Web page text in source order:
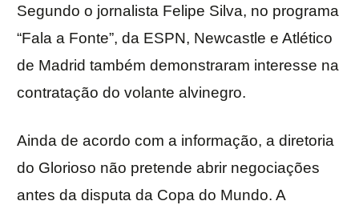
Segundo o jornalista Felipe Silva, no programa
“Fala a Fonte”, da ESPN, Newcastle e Atlético
de Madrid também demonstraram interesse na
contratação do volante alvinegro.
Ainda de acordo com a informação, a diretoria
do Glorioso não pretende abrir negociações
antes da disputa da Copa do Mundo. A